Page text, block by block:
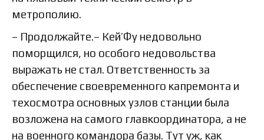
метрополию.
– Продолжайте.– Кей’Фу недовольно
поморщился, но особого недовольства
выражать не стал. Ответственность за
обеспечение своевременного капремонта и
техосмотра основных узлов станции была
возложена на самого главкоординатора, а не
на военного командора базы. Тут уж, как